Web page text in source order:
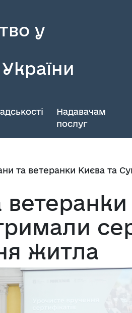
у
Надавачам
послуг
та ветеранки Києва та
житла